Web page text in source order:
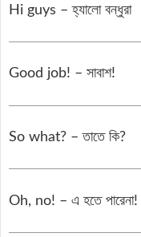
Hi guys – হ্যালো বন্ধুরা
Good job! – সাবাশ!
So what? – তাতে কি?
Oh, no! – এ হতে পারেনা!